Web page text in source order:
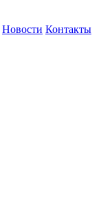
Новости Контакты